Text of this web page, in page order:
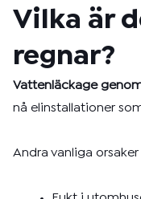
Vilka är
regnar?
Vattenläckage
nå elinstallationer
Andra vanliga